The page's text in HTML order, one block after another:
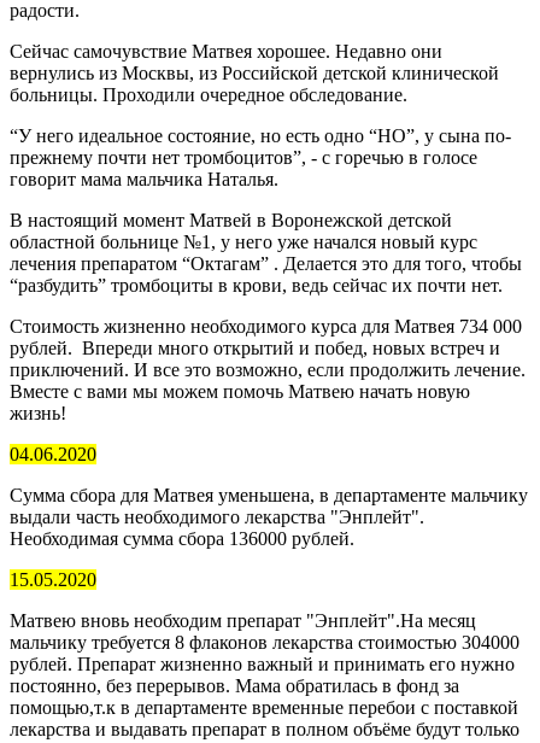
радости.
Сейчас самочувствие Матвея хорошее. Недавно они
вернулись из Москвы, из Российской детской клинической
больницы. Проходили очередное обследование.
“У него идеальное состояние, но есть одно “НО”, у сына по-
прежнему почти нет тромбоцитов”, - с горечью в голосе
говорит мама мальчика Наталья.
В настоящий момент Матвей в Воронежской детской
областной больнице №1, у него уже начался новый курс
лечения препаратом “Октагам” . Делается это для того, чтобы
“разбудить” тромбоциты в крови, ведь сейчас их почти нет.
Стоимость жизненно необходимого курса для Матвея 734 000
рублей. Впереди много открытий и побед, новых встреч и
приключений. И все это возможно, если продолжить лечение.
Вместе с вами мы можем помочь Матвею начать новую
жизнь!
04.06.2020
Сумма сбора для Матвея уменьшена, в департаменте мальчику
выдали часть необходимого лекарства "Энплейт".
Необходимая сумма сбора 136000 рублей.
15.05.2020
Матвею вновь необходим препарат "Энплейт".На месяц
мальчику требуется 8 флаконов лекарства стоимостью 304000
рублей. Препарат жизненно важный и принимать его нужно
постоянно, без перерывов. Мама обратилась в фонд за
помощью,т.к в департаменте временные перебои с поставкой
лекарства и выдавать препарат в полном объёме будут только